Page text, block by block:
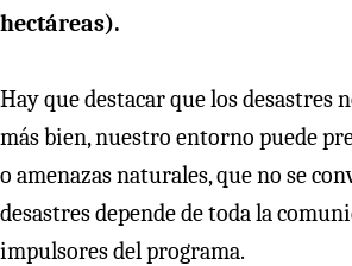
hectáreas).
Hay que destacar que los desastres
más bien, nuestro entorno puede
o amenazas naturales, que no se
desastres depende de toda la
impulsores del programa.